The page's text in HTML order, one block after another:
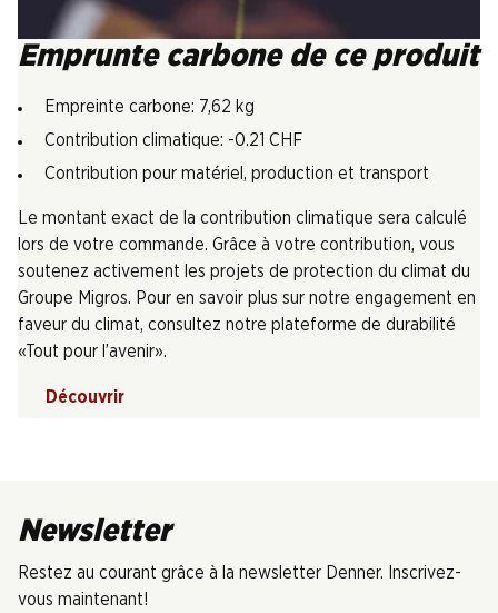
Emprunte carbone de ce produit
Empreinte carbone: 7,62 kg
Contribution climatique: -0.21 CHF
Contribution pour matériel, production et transport
Le montant exact de la contribution climatique sera calculé
lors de votre commande. Grâce à votre contribution, vous
soutenez activement les projets de protection du climat du
Groupe Migros. Pour en savoir plus sur notre engagement en
faveur du climat, consultez notre plateforme de durabilité
«Tout pour l’avenir».
Découvrir
Newsletter
Restez au courant grâce à la newsletter Denner. Inscrivez-
vous maintenant!